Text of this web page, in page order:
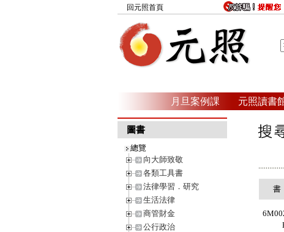
回元照首頁
月旦案例課 元照讀書
圖書
總覽
向大師致敬
各類工具書
法律學習．研究
生活法律
商管財金
公行政治